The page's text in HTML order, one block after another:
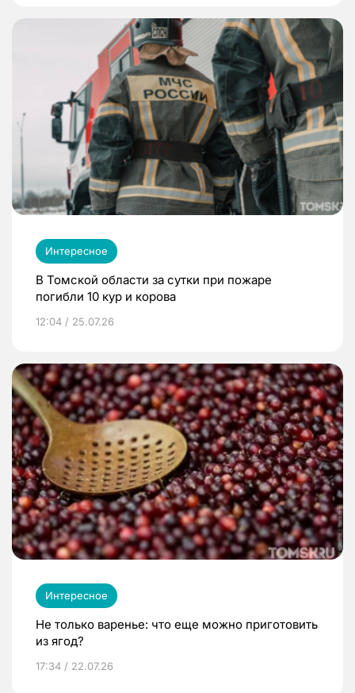
Интересное
В Томской области за сутки при пожаре
погибли 10 кур и корова
12:04 / 25.07.26
Интересное
Не только варенье: что еще можно приготовить
из ягод?
17:34 / 22.07.26